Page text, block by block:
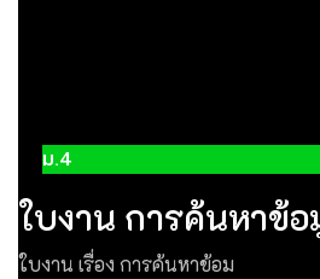
ม.4
ใบงาน การค้นหาข้
ใบงาน เรื่อง การค้นหาข้อม